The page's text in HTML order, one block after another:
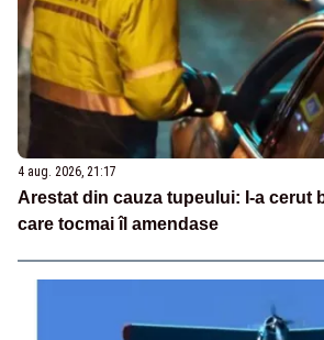
4 aug. 2026, 21:17
Arestat din cauza tupeului: I-a cerut
care tocmai îl amendase